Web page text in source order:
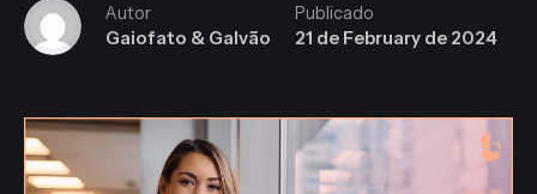
Autor
Gaiofato & Galvão
Publicado
21 de February de 2024